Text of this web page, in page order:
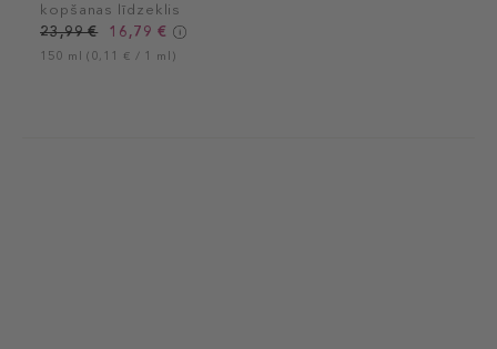
kopšanas līdzeklis
23,99 €
16,79 €
150 ml (0,11 € / 1 ml)